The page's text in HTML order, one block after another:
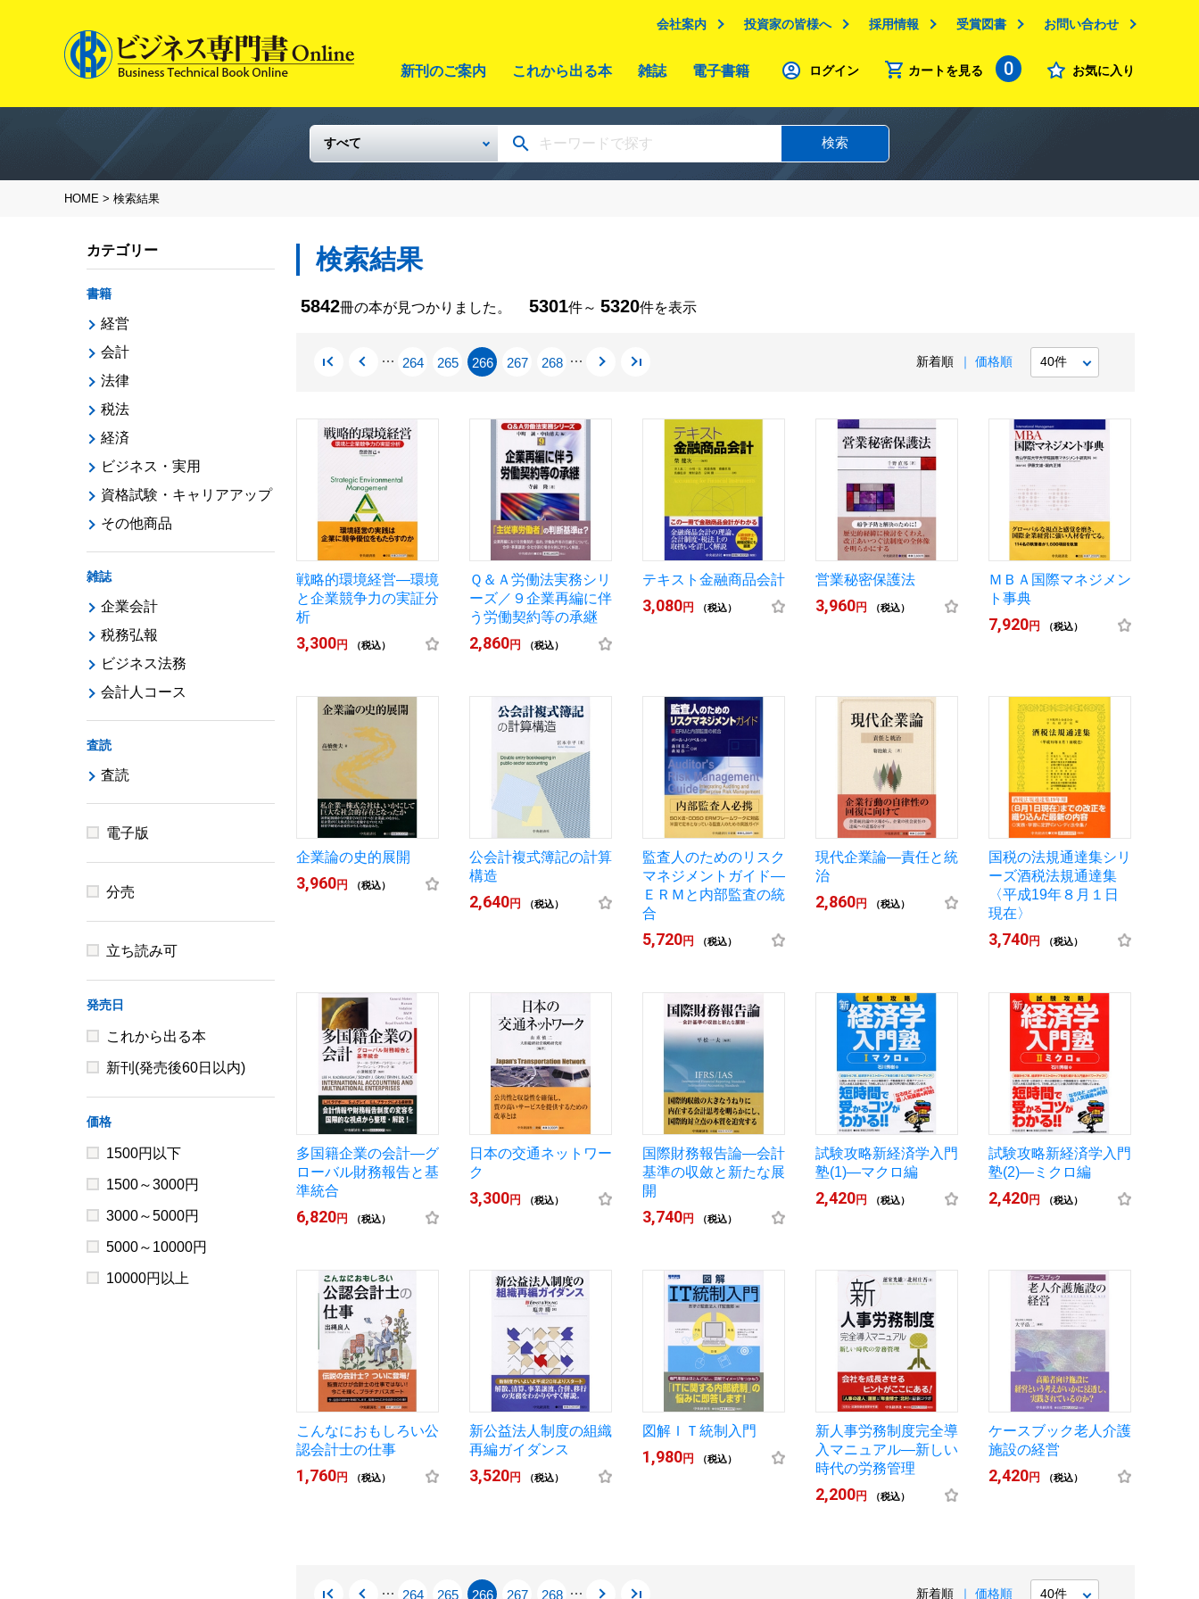
会社案内 投資家の皆様へ 採用情報 受賞図書 お問い合わせ
新刊のご案内 これから出る本 雑誌 電子書籍 ログイン カートを見る 0 お気に入り
検索
HOME > 検索結果
検索結果
5842冊の本が見つかりました。 5301件～ 5320件を表示
264 265 266 267 268 新着順 価格順
戦略的環境経営―環境
と企業競争力の実証分
析
3,300円 （税込）
Ｑ＆Ａ労働法実務シリ
ーズ／９企業再編に伴
う労働契約等の承継
2,860円 （税込）
テキスト金融商品会計
3,080円 （税込）
営業秘密保護法
3,960円 （税込）
ＭＢＡ国際マネジメン
ト事典
7,920円 （税込）
企業論の史的展開
3,960円 （税込）
公会計複式簿記の計算
構造
2,640円 （税込）
監査人のためのリスク
マネジメントガイド―
ＥＲＭと内部監査の統
合
5,720円 （税込）
現代企業論―責任と統
治
2,860円 （税込）
国税の法規通達集シリ
ーズ酒税法規通達集
〈平成19年８月１日
現在〉
3,740円 （税込）
多国籍企業の会計―グ
ローバル財務報告と基
準統合
6,820円 （税込）
日本の交通ネットワー
ク
3,300円 （税込）
国際財務報告論―会計
基準の収斂と新たな展
開
3,740円 （税込）
試験攻略新経済学入門
塾(1)―マクロ編
2,420円 （税込）
試験攻略新経済学入門
塾(2)―ミクロ編
2,420円 （税込）
こんなにおもしろい公
認会計士の仕事
1,760円 （税込）
新公益法人制度の組織
再編ガイダンス
3,520円 （税込）
図解ＩＴ統制入門
1,980円 （税込）
新人事労務制度完全導
入マニュアル―新しい
時代の労務管理
2,200円 （税込）
ケースブック老人介護
施設の経営
2,420円 （税込）
264 265 266 267 268 新着順 価格順
カテゴリー
書籍
経営
会計
法律
税法
経済
ビジネス・実用
資格試験・キャリアアップ
その他商品
雑誌
企業会計
税務弘報
ビジネス法務
会計人コース
査読
査読
電子版
分売
立ち読み可
発売日
これから出る本
新刊(発売後60日以内)
価格
1500円以下
1500～3000円
3000～5000円
5000～10000円
10000円以上